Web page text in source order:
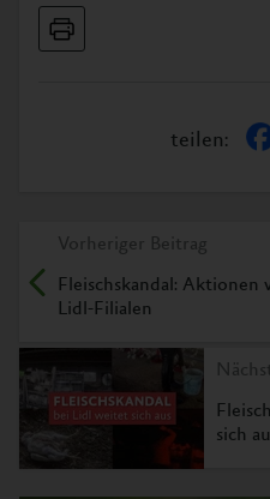
teilen:
Vorheriger Beitrag
Fleischskandal: Aktionen
Lidl-Filialen
sich